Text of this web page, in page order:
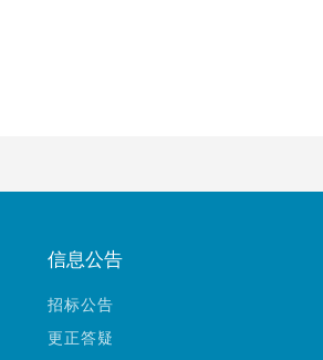
信息公告
招标公告
更正答疑